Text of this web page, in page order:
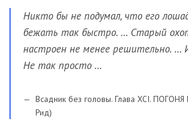
Никто бы не подумал, что его
бежать так быстро. … Старый
настроен не менее решительно. …
Не так просто …
Всадник без головы. Глава XCI.
Рид)